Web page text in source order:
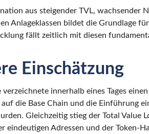
aus steigender TVL, wachsender
Anlageklassen bildet die Grundlage
fällt zeitlich mit diesen
Einschätzung
innerhalb eines Tages
auf die Base Chain und die Einführung
Gleichzeitig stieg der Total Value
eindeutigen Adressen und der Token-